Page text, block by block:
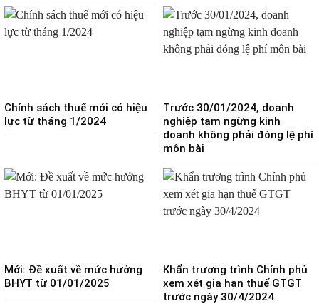
Chính sách thuế mới có hiệu
lực từ tháng 1/2024
Trước 30/01/2024, doanh
nghiệp tạm ngừng kinh
doanh không phải đóng lệ phí
môn bài
Mới: Đề xuất về mức hưởng
BHYT từ 01/01/2025
Khẩn trương trình Chính phủ
xem xét gia hạn thuế GTGT
trước ngày 30/4/2024